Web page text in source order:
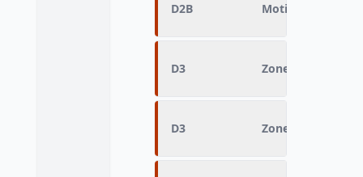
D2B Motif Origine de
D3 Zone fine
D3 Zone fine